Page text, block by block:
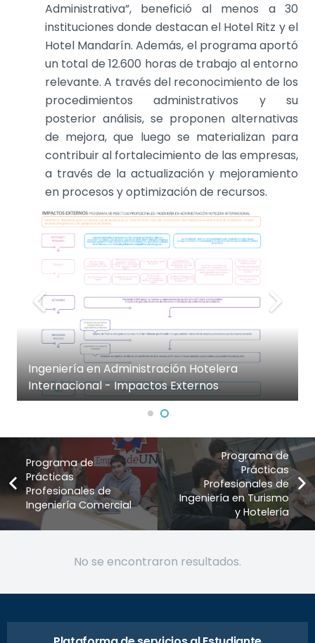
Administrativa”, benefició al menos a 30
instituciones donde destacan el Hotel Ritz y el
Hotel Mandarín. Además, el programa aportó
un total de 12.600 horas de trabajo al entorno
relevante. A través del reconocimiento de los
procedimientos administrativos y su
posterior análisis, se proponen alternativas
de mejora, que luego se materializan para
contribuir al fortalecimiento de las empresas,
a través de la actualización y mejoramiento
en procesos y optimización de recursos.
Ingeniería en
Internacional -
Programa de
Prácticas
Profesionales de
Ingeniería Comercial
Programa de
Prácticas
Profesionales de
Ingeniería en Turismo
y Hotelería
No se encontraron resultados.